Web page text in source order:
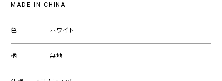
MADE IN CHINA
色 ホワイト
柄 無地